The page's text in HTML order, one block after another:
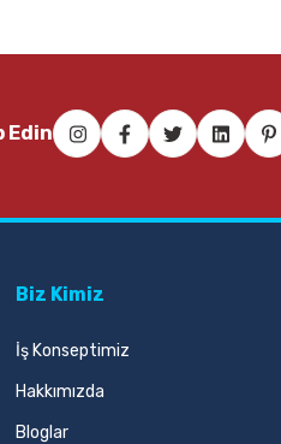
Edin
Biz Kimiz
İş Konseptimiz
Hakkımızda
Bloglar